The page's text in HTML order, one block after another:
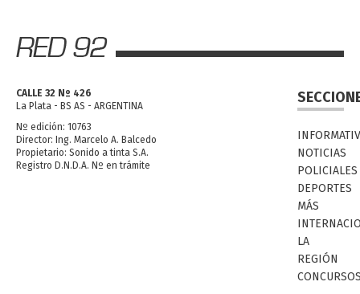
CALLE 32 Nº 426
La Plata - BS AS - ARGENTINA
Nº edición: 10763
Director: Ing. Marcelo A. Balcedo
Propietario: Sonido a tinta S.A.
Registro D.N.D.A. Nº en trámite
NOTICIAS
POLICIALES
DEPORTES
MÁS
LA
REGIÓN